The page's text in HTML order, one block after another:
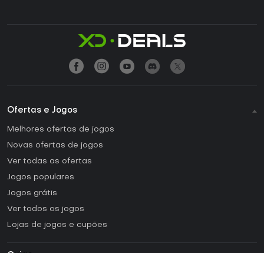
Ofertas e Jogos
Melhores ofertas de jogos
Novas ofertas de jogos
Ver todas as ofertas
Jogos populares
Jogos grátis
Ver todos os jogos
Lojas de jogos e cupões